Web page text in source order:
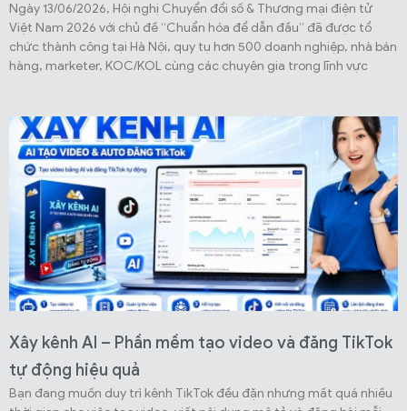
Ngày 13/06/2026, Hội nghị Chuyển đổi số & Thương mại điện tử
Việt Nam 2026 với chủ đề “Chuẩn hóa để dẫn đầu” đã được tổ
chức thành công tại Hà Nội, quy tụ hơn 500 doanh nghiệp, nhà bán
hàng, marketer, KOC/KOL cùng các chuyên gia trong lĩnh vực
Xây kênh AI – Phần mềm tạo video và đăng TikTok
tự động hiệu quả
Bạn đang muốn duy trì kênh TikTok đều đặn nhưng mất quá nhiều